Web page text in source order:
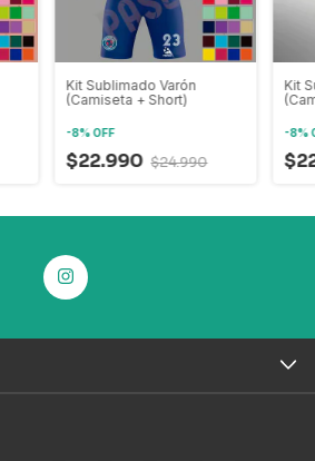
Kit Sublimado Varón
(Camiseta + Short)
-8%OFF
$22.990 $24.990
Kit
-8%